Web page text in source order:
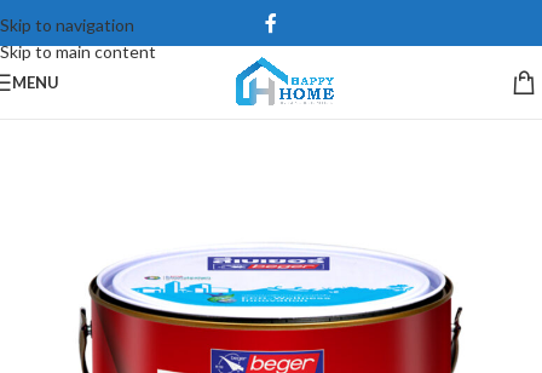
Skip to navigation
Skip to main content
MENU